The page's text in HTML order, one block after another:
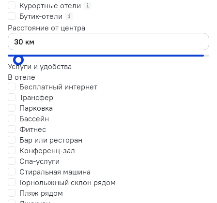
Курортные отели
Бутик-отели
Расстояние от центра
Услуги и удобства
В отеле
Бесплатный интернет
Трансфер
Парковка
Бассейн
Фитнес
Бар или ресторан
Конференц-зал
Спа-услуги
Стиральная машина
Горнолыжный склон рядом
Пляж рядом